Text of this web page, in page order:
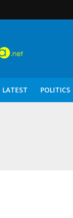
LATEST POLITICS